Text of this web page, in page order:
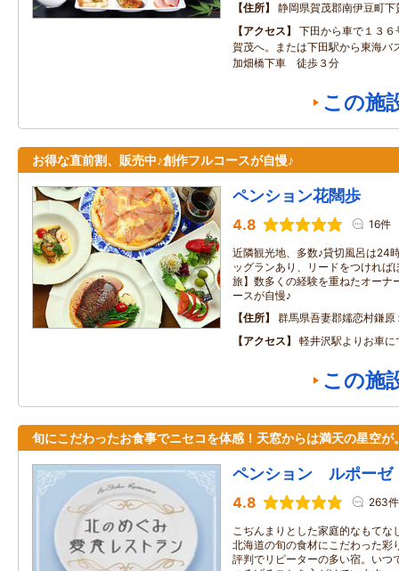
住所
静岡県賀茂郡南伊豆町下
アクセス
下田から車で１３
賀茂へ。または下田駅から東海
加畑橋下車 徒歩３分
この施
お得な直前割、販売中♪創作フルコースが自慢♪
ペンション花闊歩
4.8 16件
近隣観光地、多数♪貸切風呂は24
ッグランあり、リードをつければ
旅】数多くの経験を重ねたオーナ
ースが自慢♪
住所
群馬県吾妻郡嬬恋村鎌原
アクセス
軽井沢駅よりお車
この施
旬にこだわったお食事でニセコを体感！天窓からは満天の星空が
ペンション ルポーゼ
4.8 263件
こぢんまりとした家庭的なもてな
北海道の旬の食材にこだわった彩
評判でリピーターの多い宿。いつ